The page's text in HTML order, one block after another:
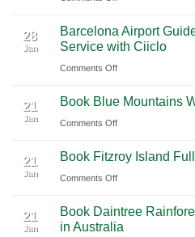
Playa
del
Carmen
Tulum
International
Airport
(BNA)
2026
Guide
to
Pudong
International
(PVG)
28
Jan
Barcelona Airport
Service with Ciiclo
Comments Offon
Airport
Guide
|
Book
Service
with
21
Jan
Book Blue Mountains
Comments Offon
Blue
Mountains
Tour
from
21
Jan
Book Fitzroy Island
Comments Offon
Fitzroy
Island
21
Jan
Book Daintree
in Australia